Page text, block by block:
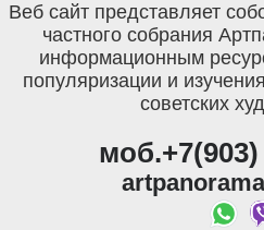
Веб сайт представляет
частного собрания
информационным
популяризации и
советских
моб.+7(903)